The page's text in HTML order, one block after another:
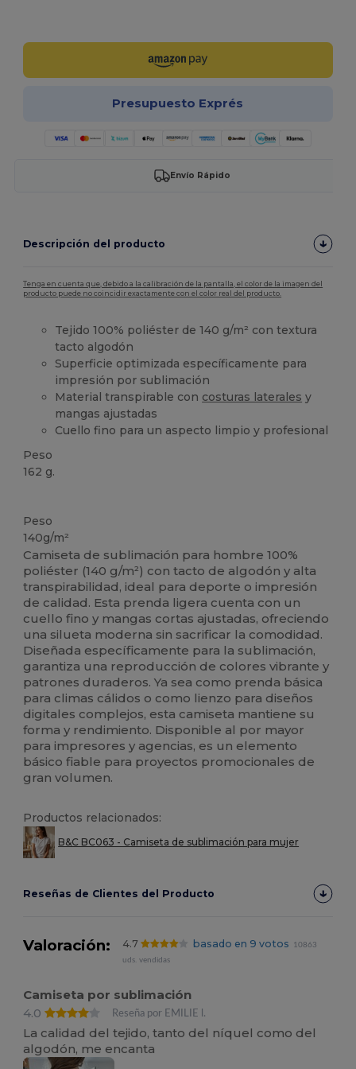
Presupuesto Exprés
Envío Rápido
Descripción del producto
Tenga en cuenta que, debido a la calibración de la pantalla, el color de la imagen del
producto puede no coincidir exactamente con el color real del producto.
Tejido 100% poliéster de 140 g/m² con textura
tacto algodón
Superficie optimizada específicamente para
impresión por sublimación
Material transpirable con costuras laterales y
mangas ajustadas
Cuello fino para un aspecto limpio y profesional
Peso
162 g.
Peso
140g/m²
Camiseta de sublimación para hombre 100%
poliéster (140 g/m²) con tacto de algodón y alta
transpirabilidad, ideal para deporte o impresión
de calidad. Esta prenda ligera cuenta con un
cuello fino y mangas cortas ajustadas, ofreciendo
una silueta moderna sin sacrificar la comodidad.
Diseñada específicamente para la sublimación,
garantiza una reproducción de colores vibrante y
patrones duraderos. Ya sea como prenda básica
para climas cálidos o como lienzo para diseños
digitales complejos, esta camiseta mantiene su
forma y rendimiento. Disponible al por mayor
para impresores y agencias, es un elemento
básico fiable para proyectos promocionales de
gran volumen.
Productos relacionados:
B&C BC063 - Camiseta de sublimación para mujer
Reseñas de Clientes del Producto
Valoración: 4.7 basado en 9 votos
10863
uds. vendidas
Camiseta por sublimación
4.0
Reseña por EMILIE l.
La calidad del tejido, tanto del níquel como del
algodón, me encanta